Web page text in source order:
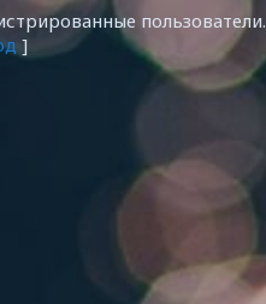
пользователи.
]